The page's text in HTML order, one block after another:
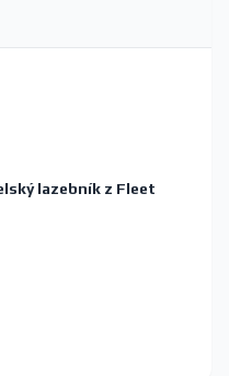
lazebník z Fleet